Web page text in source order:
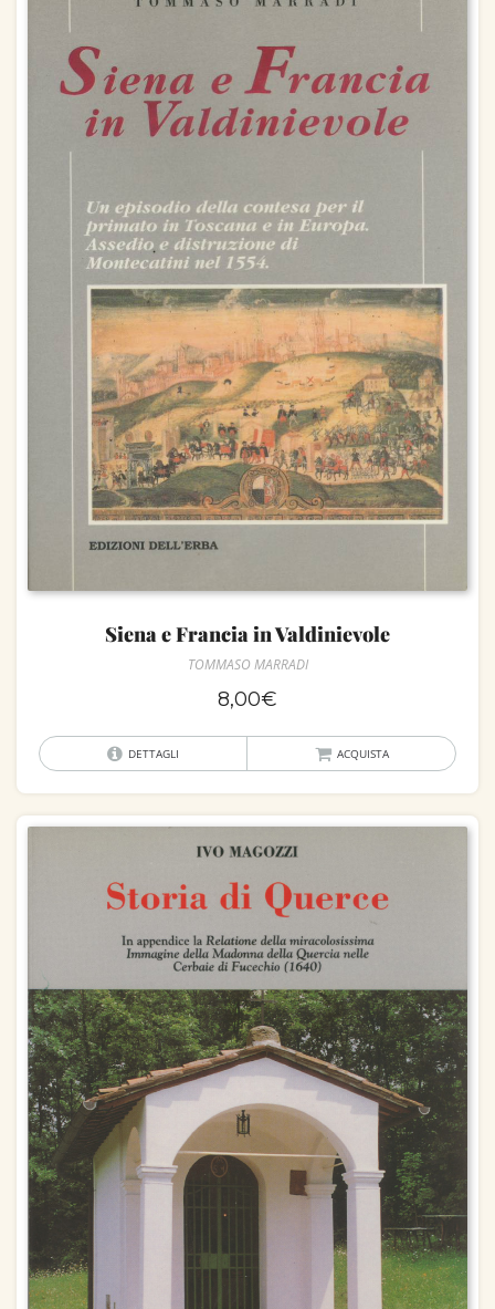
Siena e Francia in Valdinievole
TOMMASO MARRADI
8,00€
DETTAGLI ACQUISTA